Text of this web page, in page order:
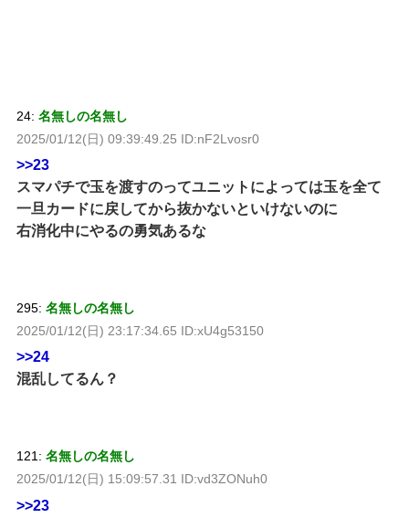
24: 名無しの名無し
2025/01/12(日) 09:39:49.25 ID:nF2Lvosr0
>>23
スマパチで玉を渡すのってユニットによっては玉を全て
一旦カードに戻してから抜かないといけないのに
右消化中にやるの勇気あるな
295: 名無しの名無し
2025/01/12(日) 23:17:34.65 ID:xU4g53150
>>24
混乱してるん？
121: 名無しの名無し
2025/01/12(日) 15:09:57.31 ID:vd3ZONuh0
>>23